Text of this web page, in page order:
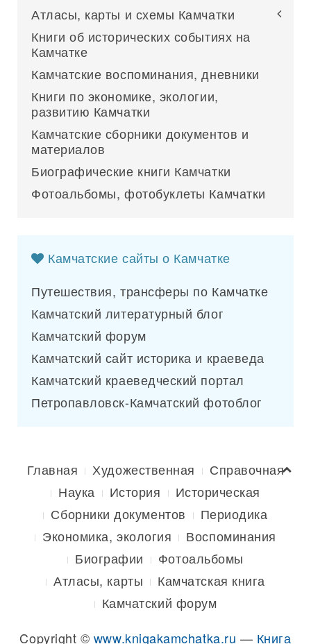
Атласы, карты и схемы Камчатки
Книги об исторических событиях на
Камчатке
Камчатские воспоминания, дневники
Книги по экономике, экологии,
развитию Камчатки
Камчатские сборники документов и
материалов
Биографические книги Камчатки
Фотоальбомы, фотобуклеты Камчатки
Камчатские сайты о Камчатке
Путешествия, трансферы по Камчатке
Камчатский литературный блог
Камчатский форум
Камчатский сайт историка и краеведа
Камчатский краеведческий портал
Петропавловск-Камчатский фотоблог
Главная Художественная
Справочная
Наука
История
Историческая
Сборники документов
Периодика
Экономика, экология
Воспоминания
Биографии
Фотоальбомы
Атласы, карты
Камчатская книга
Камчатский форум
Copyright © www.knigakamchatka.ru — Книга